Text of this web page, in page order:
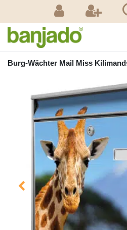
Burg-Wächter Mail Miss